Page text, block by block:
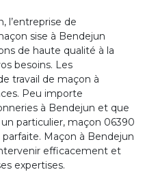
l’entreprise de
sise à Bendejun
de haute qualité à la
besoins. Les
travail de maçon à
Peu importe
à Bendejun et que
particulier, maçon 06390
Maçon à Bendejun
efficacement et
expertises.